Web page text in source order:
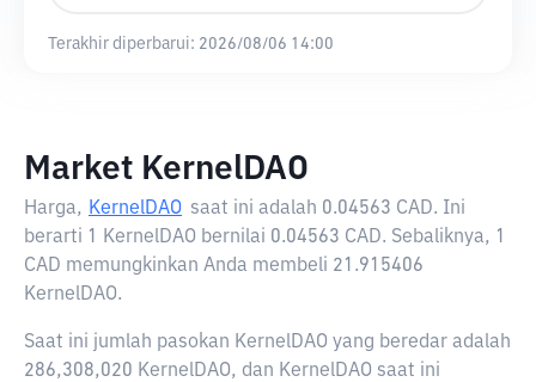
Terakhir diperbarui: 2026/08/06 14:00
Market KernelDAO
Harga, KernelDAO saat ini adalah 0.04563 CAD. Ini
berarti 1 KernelDAO bernilai 0.04563 CAD. Sebaliknya, 1
CAD memungkinkan Anda membeli 21.915406
KernelDAO.
Saat ini jumlah pasokan KernelDAO yang beredar adalah
286,308,020 KernelDAO, dan KernelDAO saat ini